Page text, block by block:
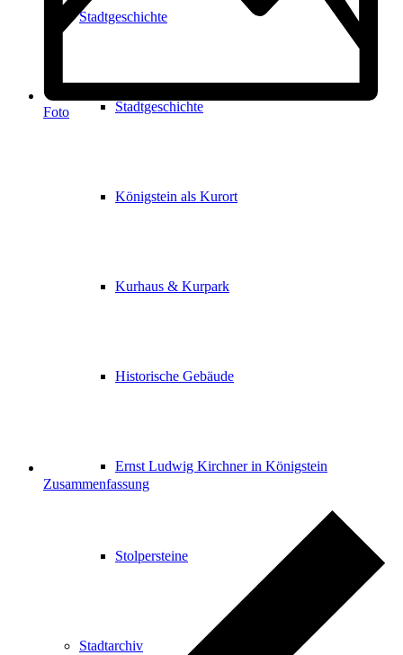
Stadtgeschichte
Stadtgeschichte
Königstein als Kurort
Kurhaus & Kurpark
Historische Gebäude
Ernst Ludwig Kirchner in Königstein
Stolpersteine
Stadtarchiv
Foto
Zusammenfassung